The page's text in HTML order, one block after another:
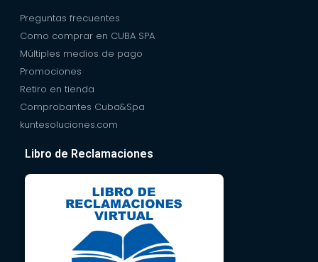
Preguntas frecuentes
Como comprar en CUBA SPA
Múltiples medios de pago
Promociones
Retiro en tienda
Comprobantes Cuba&Spa
kuntesoluciones.com
Libro de Reclamaciones